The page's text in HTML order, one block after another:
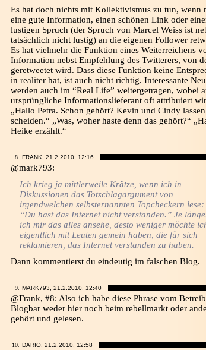
Es hat doch nichts mit Kollektivismus zu tun, wenn
eine gute Information, einen schönen Link oder
lustigen Spruch (der Spruch von Marcel Weiss ist
tatsächlich nicht lustig) an die eigenen Follower
Es hat vielmehr die Funktion eines Weiterreichens
Information nebst Empfehlung des Twitterers, von
geretweetet wird. Dass diese Funktion keine
in realiter hat, ist auch nicht richtig. Interessante
werden auch im “Real Life” weitergetragen, wobei
ursprüngliche Informationslieferant oft attribuiert
„Hallo Petra. Schon gehört? Kevin und Cindy
scheiden.“ „Was, woher haste denn das gehört?“
Heike erzählt.“
FRANK , 21.2.2010, 12:16
@mark793:
Ich krieg ja mittlerweile Krätze, wenn ich in
Diskussionen das Totschlagargument von
irgendwelchen selbsternannten Topcheckern lese:
“Du hast das Internet nicht verstanden.” Je
ich mir das alles ansehe, desto weniger möchte
eigentlich mit Leuten gemein haben, die für sich
reklamieren, das Internet verstanden zu haben.
Dann kommentierst du eindeutig im falschen Blog.
MARK793, 21.2.2010, 12:40
@Frank, #8: Also ich habe diese Phrase vom
Blogbar weder hier noch beim rebellmarkt oder
gehört und gelesen.
DARIO, 21.2.2010, 12:58